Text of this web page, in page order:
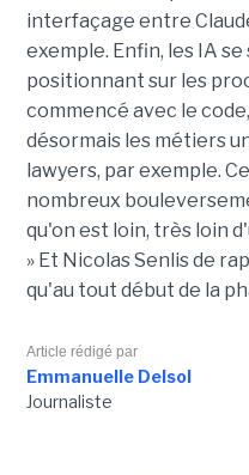
interfaçage entre
exemple. Enfin, les IA
positionnant sur les
commencé avec le
désormais les métiers
lawyers, par exemple.
nombreux
qu'on est loin, très loin
» Et Nicolas Senlis de
qu'au tout début de la
Article rédigé par
Emmanuelle Delsol
Journaliste